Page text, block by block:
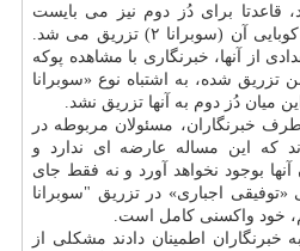
قاعدتا برای دُز دوم نیز می بایست
واکسن پاستوکووک یا مشابه کوبایی آن (سوبرانا ۲) تزریق می شد.
از آنها، خبرنگاری با مشاهده پوکه
شده، به اشتباه نوع «سوبرانا
میان دُز دوم به آنها تزریق نشد.
طرف خبرنگاران، مسئولان مربوطه در
که این مساله عارضه ای ندارد و
بوجود نخواهد آورد و نه فقط جای
«توفیقی اجباری» در تزریق "سوبرانا
خود واکسنی کامل است.
اطمینان دادند مشکلی از